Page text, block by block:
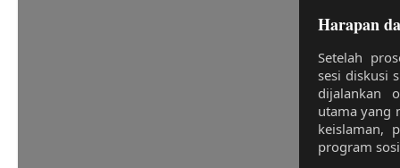
Harapan
Setelah
sesi diskusi
dijalankan
utama yang
keislaman,
program